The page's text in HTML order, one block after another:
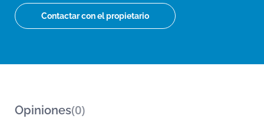
Contactar con el propietario
Opiniones(0)